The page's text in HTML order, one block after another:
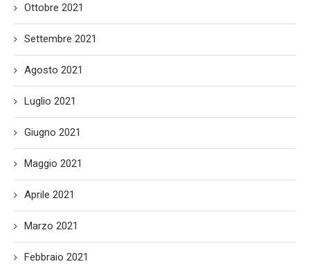
Ottobre 2021
Settembre 2021
Agosto 2021
Luglio 2021
Giugno 2021
Maggio 2021
Aprile 2021
Marzo 2021
Febbraio 2021